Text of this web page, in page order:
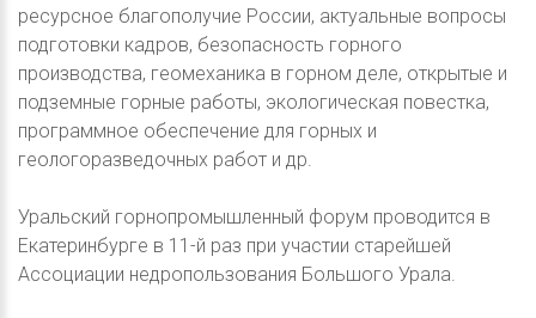
ресурсное благополучие России, актуальные вопросы
подготовки кадров, безопасность горного
производства, геомеханика в горном деле, открытые и
подземные горные работы, экологическая повестка,
программное обеспечение для горных и
геологоразведочных работ и др.
Уральский горнопромышленный форум проводится в
Екатеринбурге в 11-й раз при участии старейшей
Ассоциации недропользования Большого Урала.